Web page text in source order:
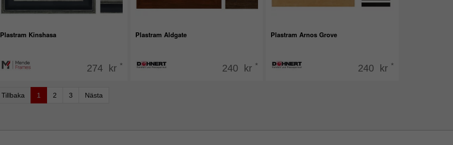
Plastram Kinshasa
274 kr *
Plastram Aldgate
240 kr *
Plastram Arnos Grove
240 kr *
Tillbaka 1 2 3 Nästa